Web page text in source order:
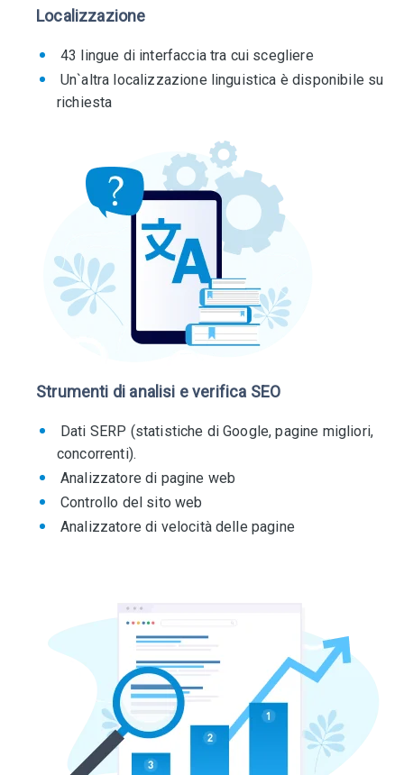
Strumenti di analisi e verifica SEO
Dati SERP (statistiche di Google, pagine migliori,
concorrenti).
Analizzatore di pagine web
Controllo del sito web
Analizzatore di velocità delle pagine
Localizzazione
43 lingue di interfaccia tra cui scegliere
Un`altra localizzazione linguistica è disponibile su
richiesta